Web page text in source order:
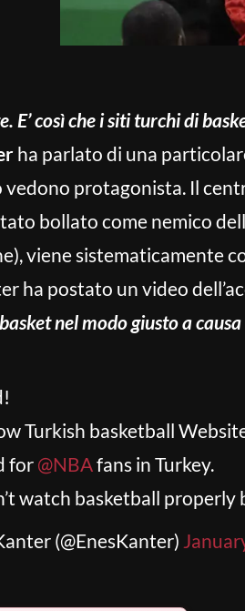
E’ così che i siti turchi di
ha parlato di una
vedono protagonista. Il
bollato come nemico
viene sistematicamente
ha postato un video
nel modo giusto a
Turkish basketball
for @NBAfans in Turkey.
watch basketball
(@EnesKanter)